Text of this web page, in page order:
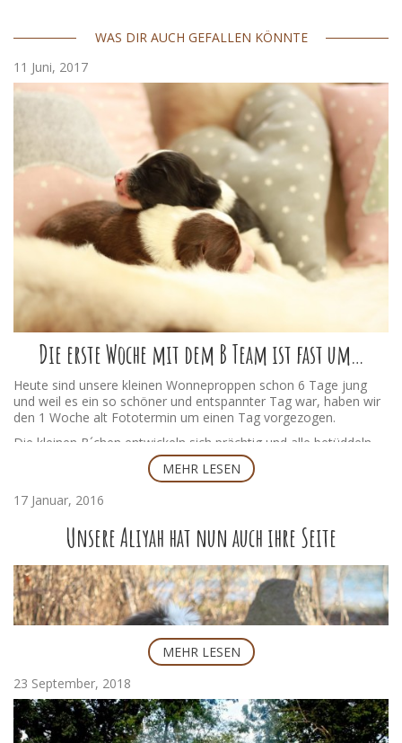
WAS DIR AUCH GEFALLEN KÖNNTE
11 Juni, 2017
Die erste Woche mit dem B Team ist fast um…
Heute sind unsere kleinen Wonneproppen schon 6 Tage jung
und weil es ein so schöner und entspannter Tag war, haben wir
den 1 Woche alt Fototermin um einen Tag vorgezogen.
Die kleinen B´chen entwickeln sich prächtig und alle betüddeln
die kleine Familie. Man hört aus der Kiste auch schon die ersten
Aber nun gehts zu den ersten Einzel-Fotos unserer Racker:
Junge 2
MEHR LESEN
17 Januar, 2016
Unsere Aliyah hat nun auch ihre Seite
MEHR LESEN
23 September, 2018